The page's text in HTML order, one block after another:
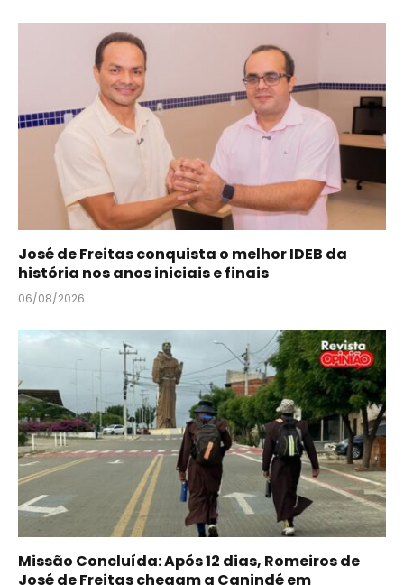
José de Freitas conquista o melhor IDEB da
história nos anos iniciais e finais
06/08/2026
Missão Concluída: Após 12 dias, Romeiros de
José de Freitas chegam a Canindé em